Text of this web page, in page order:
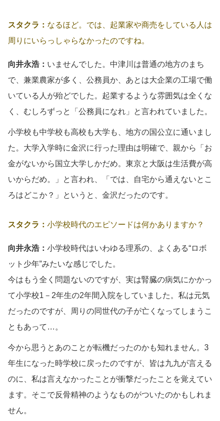
スタクラ： なるほど。では、起業家や商売をしている人は
周りにいらっしゃらなかったのですね。
向井永浩： いませんでした。中津川は普通の地方のまち
で、兼業農家が多く、公務員か、あとは大企業の工場で働
いている人が殆どでした。起業するような雰囲気は全くな
く、むしろずっと「公務員になれ」と言われていました。
小学校も中学校も高校も大学も、地方の国公立に通いまし
た。大学入学時に金沢に行った理由は明確で、親から「お
金がないから国立大学しかだめ。東京と大阪は生活費が高
いからだめ。」と言われ、「では、自宅から通えないとこ
ろはどこか？」というと、金沢だったのです。
スタクラ： 小学校時代のエピソードは何かありますか？
向井永浩： 小学校時代はいわゆる理系の、よくある“ロボ
ット少年”みたいな感じでした。
今はもう全く問題ないのですが、実は腎臓の病気にかかっ
て小学校1－2年生の2年間入院をしていました。私は元気
だったのですが、周りの同世代の子が亡くなってしまうこ
ともあって…。
今から思うとあのことが転機だったのかも知れません。3
年生になった時学校に戻ったのですが、皆は九九が言える
のに、私は言えなかったことが衝撃だったことを覚えてい
ます。そこで反骨精神のようなものがついたのかもしれま
せん。